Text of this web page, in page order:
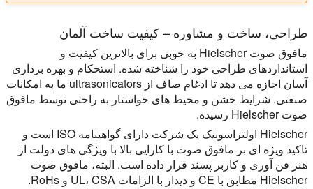
طراحی، ساخت و مشاوره – کیفیت ساخت آلمان
مافوق صوت Hielscher به خوبی برای بالاترین کیفیت و
استانداردهای طراحی خود را شناخته شده. استحکام و بهره برداری
آسان اجازه می دهد تا ادغام صاف از ultrasonicators ما به امکانات
صنعتی. شرایط خشن و محیط های خواستار به راحتی توسط مافوق
صوت Hielscher رسیده.
Hielscher اولتراسونیک یک شرکت دارای گواهینامه ISO است و
تاکید ویژه ای بر مافوق صوت با کارایی بالا با ویژگی های دولت از
هنر فن آوری و کاربر پسند قرار داده است. البته، مافوق صوت
Hielscher مطابق با CE و دیدار با الزامات UL، CSA و RoHs.